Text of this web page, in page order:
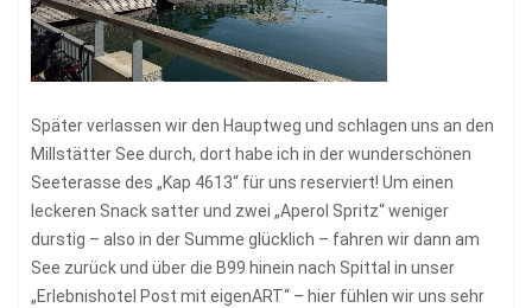
Später verlassen wir den Hauptweg und schlagen uns an den
Millstätter See durch, dort habe ich in der wunderschönen
Seeterasse des „Kap 4613“ für uns reserviert! Um einen
leckeren Snack satter und zwei „Aperol Spritz“ weniger
durstig – also in der Summe glücklich – fahren wir dann am
See zurück und über die B99 hinein nach Spittal in unser
„Erlebnishotel Post mit eigenART“ – hier fühlen wir uns sehr